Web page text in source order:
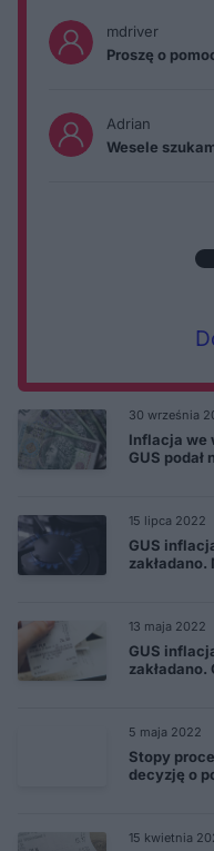
30 września
Inflacja we
GUS podał
15 lipca 2022
GUS
zakładano.
13 maja 2022
GUS
zakładano.
5 maja 2022
Stopy
decyzję o
15 kwietnia
mdriver
Proszę o
Adrian
Wesele